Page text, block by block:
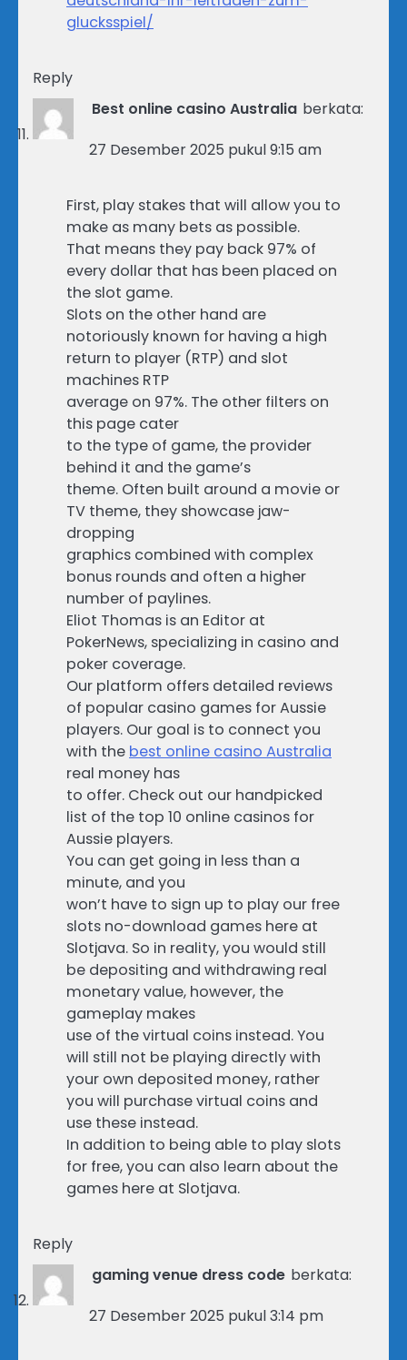
glucksspiel/
Reply
Best online casino Australia berkata:
27 Desember 2025 pukul 9:15 am
First, play stakes that will allow you to
make as many bets as possible.
That means they pay back 97% of
every dollar that has been placed on
the slot game.
Slots on the other hand are
notoriously known for having a high
return to player (RTP) and slot
machines RTP
average on 97%. The other filters on
this page cater
to the type of game, the provider
behind it and the game’s
theme. Often built around a movie or
TV theme, they showcase jaw-
dropping
graphics combined with complex
bonus rounds and often a higher
number of paylines.
Eliot Thomas is an Editor at
PokerNews, specializing in casino and
poker coverage.
Our platform offers detailed reviews
of popular casino games for Aussie
players. Our goal is to connect you
with the best online casino Australia
real money has
to offer. Check out our handpicked
list of the top 10 online casinos for
Aussie players.
You can get going in less than a
minute, and you
won’t have to sign up to play our free
slots no-download games here at
Slotjava. So in reality, you would still
be depositing and withdrawing real
monetary value, however, the
gameplay makes
use of the virtual coins instead. You
will still not be playing directly with
your own deposited money, rather
you will purchase virtual coins and
use these instead.
In addition to being able to play slots
for free, you can also learn about the
games here at Slotjava.
Reply
gaming venue dress code berkata:
27 Desember 2025 pukul 3:14 pm